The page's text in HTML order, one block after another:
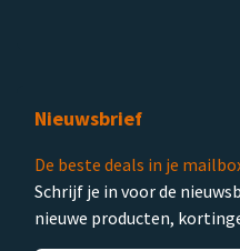
Nieuwsbrief
De beste deals in je
Schrijf je in voor de
nieuwe producten,